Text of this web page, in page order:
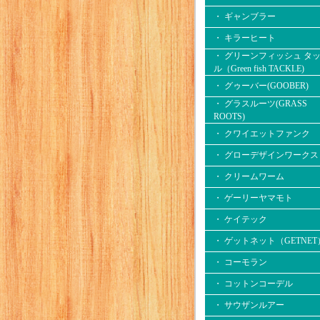
・ ギャンブラー
・ キラーヒート
・ グリーンフィッシュ タ
ル（Green fish TACKLE)
・ グゥーバー(GOOBER)
・ グラスルーツ(GRASS
ROOTS)
・ クワイエットファンク
・ グローデザインワークス
・ クリームワーム
・ ゲーリーヤマモト
・ ケイテック
・ ゲットネット（GETNET
・ コーモラン
・ コットンコーデル
・ サウザンルアー